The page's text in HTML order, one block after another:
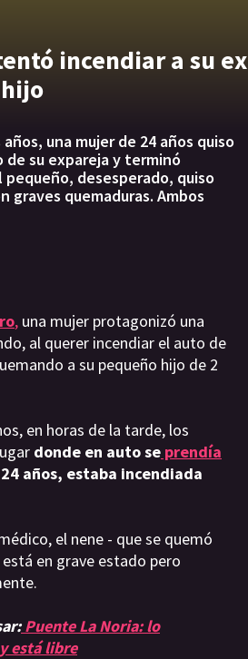
incendiar a su ex
una mujer de 24 años quiso
su expareja y terminó
desesperado, quiso
graves quemaduras. Ambos
, una mujer protagonizó una
al querer incendiar el auto de
a su pequeño hijo de 2
en horas de la tarde, los
donde en auto se prendía
años, estaba incendiada
el nene - que se quemó
en grave estado pero
Puente La Noria: lo
está libre